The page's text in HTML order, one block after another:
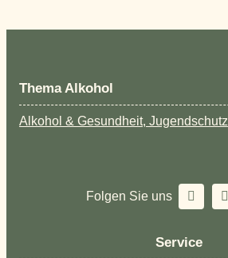
Thema Alkohol
Alkohol & Gesundheit, Jugendschutz
Folgen Sie uns
Service